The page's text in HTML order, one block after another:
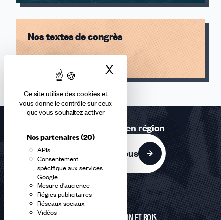
Ce site utilise des cookies et
vous donne le contrôle sur ceux
que vous souhaitez activer
Nos partenaires(20)
APIs
Consentement
spécifique aux services
Google
Mesure d'audience
Régies publicitaires
Réseaux sociaux
Vidéos
X Masquer le
1983
1982
Nos textes de congrès
Retrouvez-nous en région
Contactez-nous
CONSTRUCTION ET BOIS